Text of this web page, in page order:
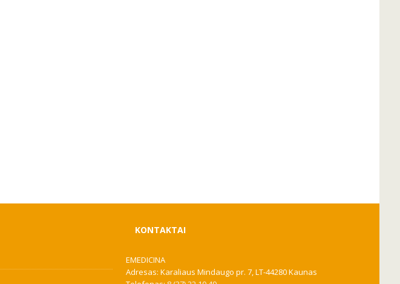
KONTAKTAI
EMEDICINA
Adresas: Karaliaus Mindaugo pr. 7, LT-44280 Kaunas